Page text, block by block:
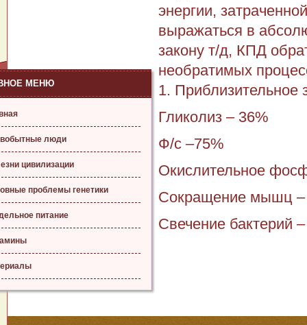
МЕНЮ
люди
цивилизации
проблемы генетики
питание
энергии,
выражаться в
закону т/д, КПД
необратимых
1. Приблизительное
Гликолиз – 36%
Ф/с –75%
Окислительное
Сокращение мышц –
Свечение бактерий